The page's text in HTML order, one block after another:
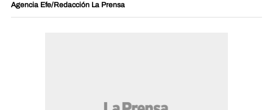
Agencia Efe/Redacción La Prensa